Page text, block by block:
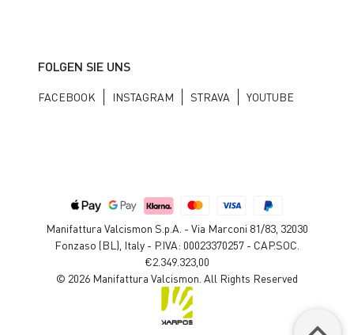
FOLGEN SIE UNS
FACEBOOK INSTAGRAM STRAVA YOUTUBE
Manifattura Valcismon S.p.A. - Via Marconi 81/83, 32030
Fonzaso (BL), Italy - P.IVA: 00023370257 - CAP.SOC.
€2.349.323,00
© 2026 Manifattura Valcismon. All Rights Reserved